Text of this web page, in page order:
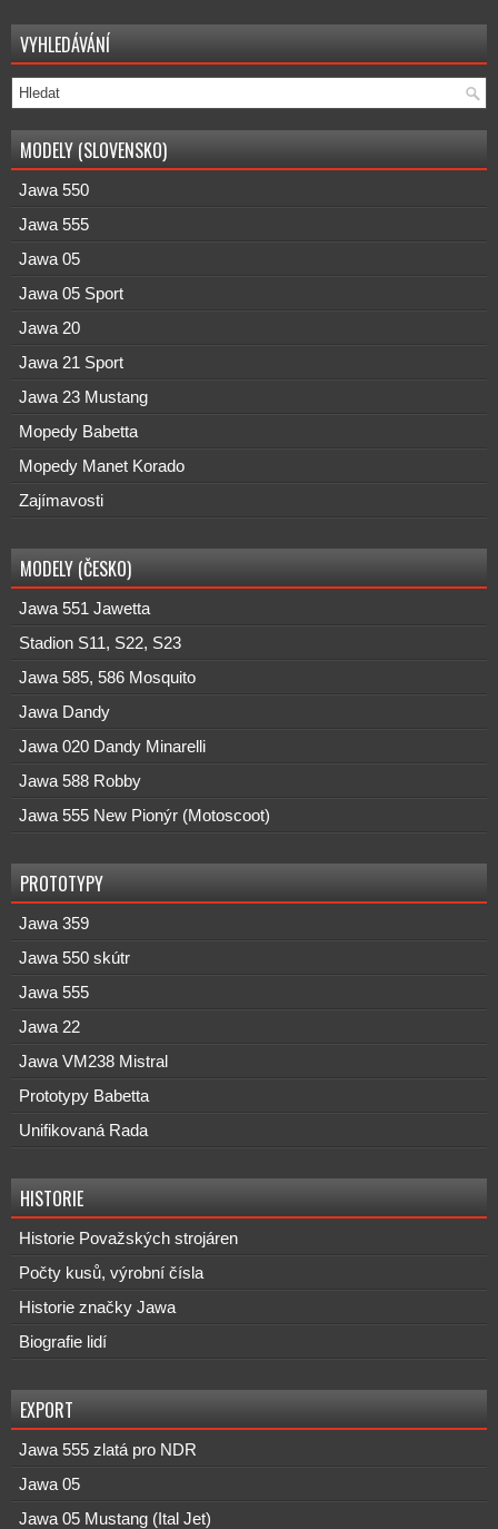
VYHLEDÁVÁNÍ
MODELY (SLOVENSKO)
Jawa 550
Jawa 555
Jawa 05
Jawa 05 Sport
Jawa 20
Jawa 21 Sport
Jawa 23 Mustang
Mopedy Babetta
Mopedy Manet Korado
Zajímavosti
MODELY (ČESKO)
Jawa 551 Jawetta
Stadion S11, S22, S23
Jawa 585, 586 Mosquito
Jawa Dandy
Jawa 020 Dandy Minarelli
Jawa 588 Robby
Jawa 555 New Pionýr (Motoscoot)
PROTOTYPY
Jawa 359
Jawa 550 skútr
Jawa 555
Jawa 22
Jawa VM238 Mistral
Prototypy Babetta
Unifikovaná Rada
HISTORIE
Historie Považských strojáren
Počty kusů, výrobní čísla
Historie značky Jawa
Biografie lidí
EXPORT
Jawa 555 zlatá pro NDR
Jawa 05
Jawa 05 Mustang (Ital Jet)